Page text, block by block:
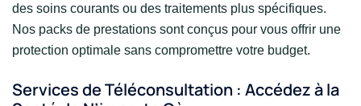
des soins courants ou des traitements plus spécifiques.
Nos packs de prestations sont conçus pour vous offrir une
protection optimale sans compromettre votre budget.
Services de Téléconsultation : Accédez à la